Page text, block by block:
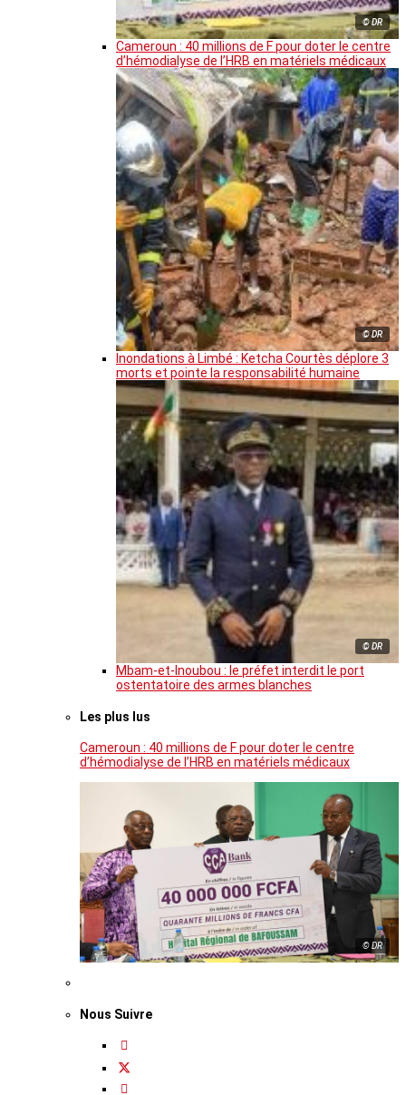
© DR
Cameroun : 40 millions de F pour doter le centre
d’hémodialyse de l’HRB en matériels médicaux
© DR
Inondations à Limbé : Ketcha Courtès déplore 3
morts et pointe la responsabilité humaine
© DR
Mbam-et-Inoubou : le préfet interdit le port
ostentatoire des armes blanches
Les plus lus
Cameroun : 40 millions de F pour doter le centre
d’hémodialyse de l’HRB en matériels médicaux
© DR
Nous Suivre